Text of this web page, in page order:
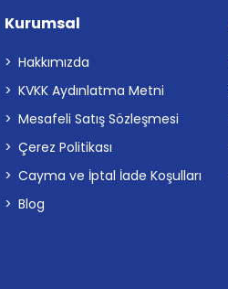
Kurumsal
Hakkımızda
KVKK Aydınlatma Metni
Mesafeli Satış Sözleşmesi
Çerez Politikası
Cayma ve İptal İade Koşulları
Blog